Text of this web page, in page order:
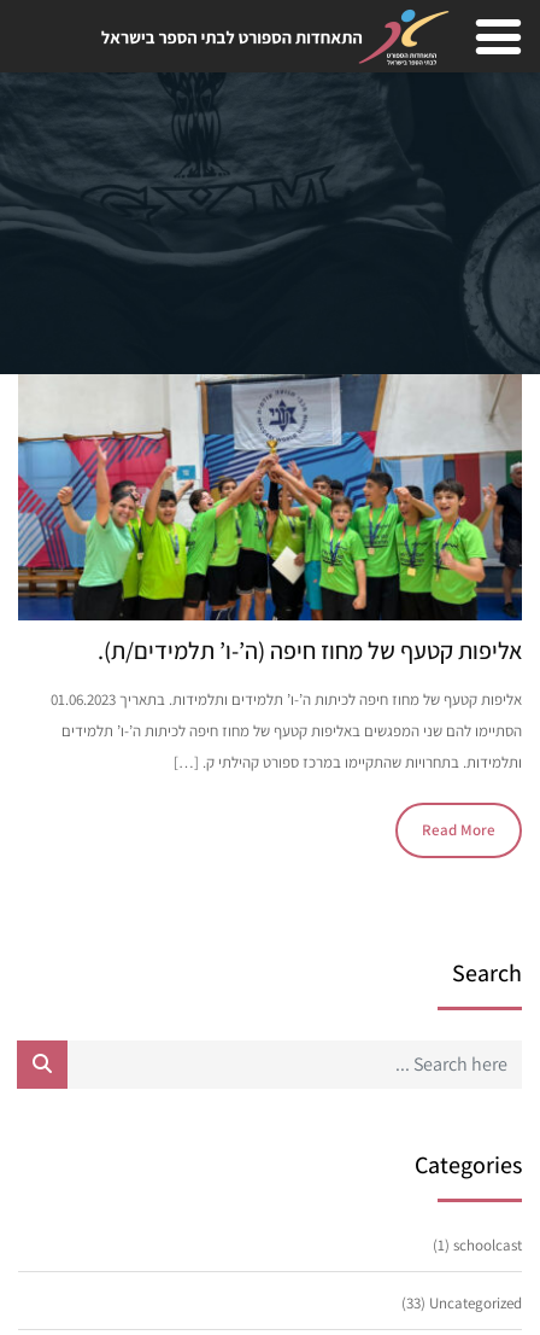
אליפות קטעף של מחוז חיפה (ה’-ו’ תלמידים/ת).
אליפות קטעף של מחוז חיפה לכיתות ה’-ו’ תלמידים ותלמידות. בתאריך 01.06.2023
הסתיימו להם שני המפגשים באליפות קטעף של מחוז חיפה לכיתות ה’-ו’ תלמידים
ותלמידות. בתחרויות שהתקיימו במרכז ספורט קהילתי ק. […]
Read More
Search
Categories
schoolcast
(1)
Uncategorized
(33)